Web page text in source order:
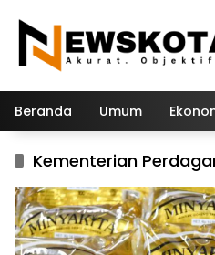
konten
Beranda Umum
Kementerian